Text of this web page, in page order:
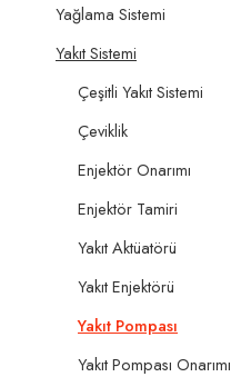
Yağlama Sistemi
Yakıt Sistemi
Çeşitli Yakıt Sistemi
Çeviklik
Enjektör Onarımı
Enjektör Tamiri
Yakıt Aktüatörü
Yakıt Enjektörü
Yakıt Pompası
Yakıt Pompası Onarımı